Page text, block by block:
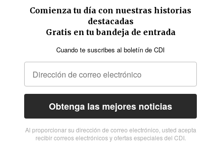
Comienza tu día con nuestras historias
destacadas
Gratis en tu bandeja de entrada
Cuando te suscribes al boletín de CDI
Obtenga las mejores noticias
Al proporcionar su dirección de correo electrónico, usted acepta
recibir correos electrónicos y ofertas especiales del CDI.